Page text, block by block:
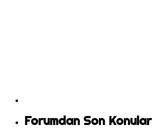
Forumdan Son Konular